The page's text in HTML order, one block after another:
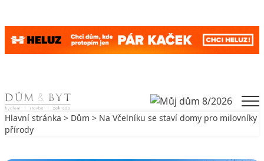
Skip to content
Hlavní stránka > Dům > Na Včelníku se staví domy pro milovníky
přírody